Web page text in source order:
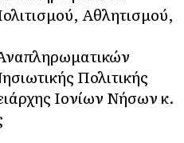
Αθλητισμού,
Πολιτικής
Ιονίων Νήσων κ.